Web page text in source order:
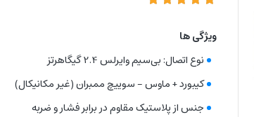
ویژگی ها
نوع اتصال: بی‌سیم وایرلس 2.4 گیگاهرتز
کیبورد + ماوس - سوییچ ممبران (غیر مکانیکال)
جنس از پلاستیک مقاوم در برابر فشار و ضربه